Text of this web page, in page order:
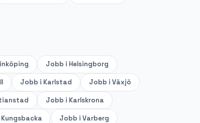
Jobb i Helsingborg
Jobb i Karlstad Jobb i Växjö
Jobb i Karlskrona
Kungsbacka Jobb i Varberg